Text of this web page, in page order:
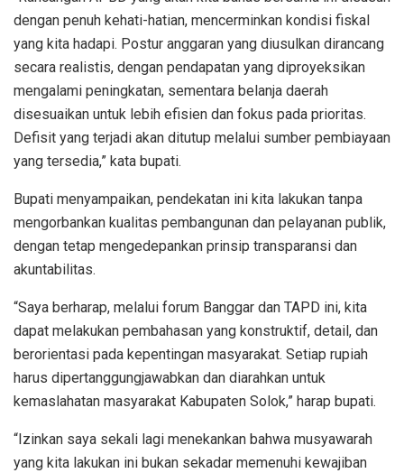
dengan penuh kehati-hatian, mencerminkan kondisi fiskal
yang kita hadapi. Postur anggaran yang diusulkan dirancang
secara realistis, dengan pendapatan yang diproyeksikan
mengalami peningkatan, sementara belanja daerah
disesuaikan untuk lebih efisien dan fokus pada prioritas.
Defisit yang terjadi akan ditutup melalui sumber pembiayaan
yang tersedia,” kata bupati.
Bupati menyampaikan, pendekatan ini kita lakukan tanpa
mengorbankan kualitas pembangunan dan pelayanan publik,
dengan tetap mengedepankan prinsip transparansi dan
akuntabilitas.
“Saya berharap, melalui forum Banggar dan TAPD ini, kita
dapat melakukan pembahasan yang konstruktif, detail, dan
berorientasi pada kepentingan masyarakat. Setiap rupiah
harus dipertanggungjawabkan dan diarahkan untuk
kemaslahatan masyarakat Kabupaten Solok,” harap bupati.
“Izinkan saya sekali lagi menekankan bahwa musyawarah
yang kita lakukan ini bukan sekadar memenuhi kewajiban